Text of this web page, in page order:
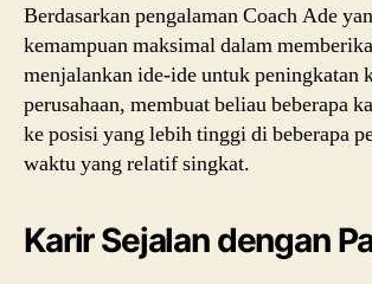
Berdasarkan pengalaman Coach Ade
kemampuan maksimal dalam
menjalankan ide-ide untuk peningkatan
perusahaan, membuat beliau beberapa
ke posisi yang lebih tinggi di beberapa
waktu yang relatif singkat.
Karir Sejalan dengan